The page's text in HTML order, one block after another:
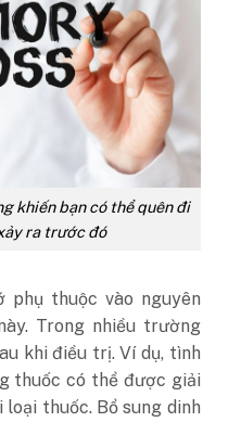
khiến bạn có thể quên đi
ra trước đó
thuộc vào nguyên
Trong nhiều trường
khi điều trị. Ví dụ, tình
thuốc có thể được giải
thuốc. Bổ sung dinh